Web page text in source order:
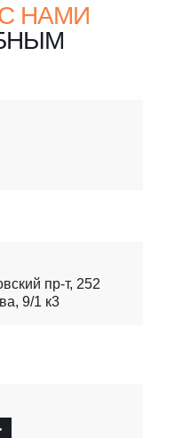
пр-т, 252
9/1 к3
НАМИ